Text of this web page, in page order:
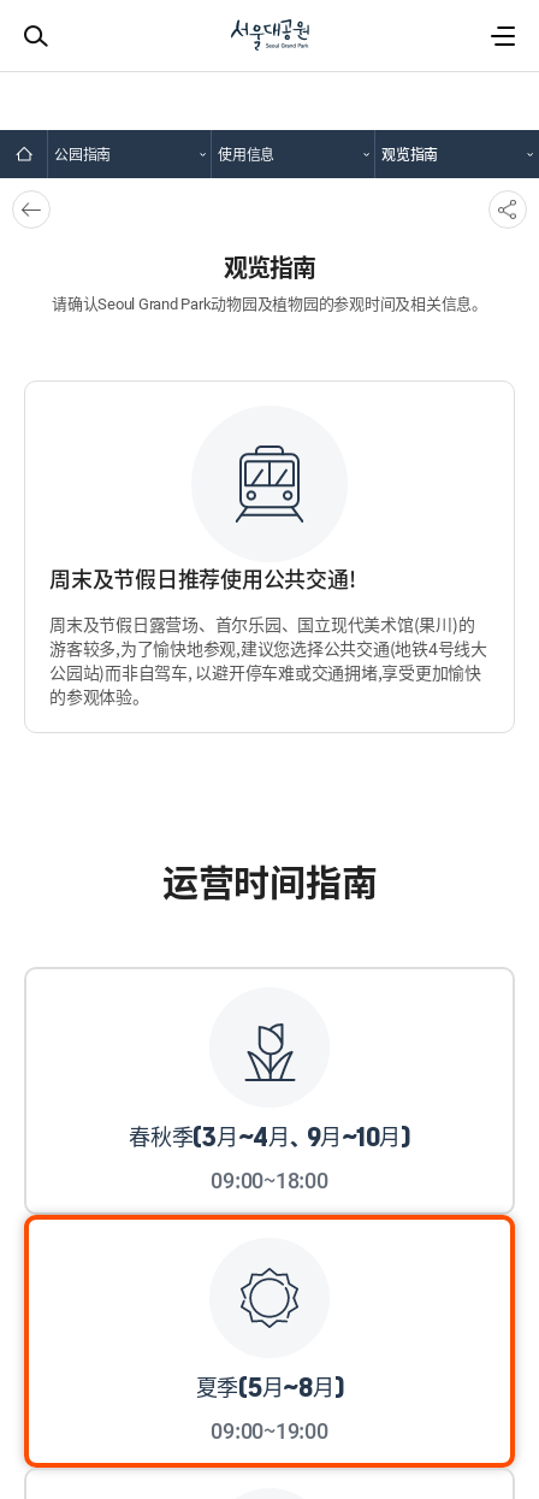
公园指南 使用信息 观览指南
뒤로
가기
SNS
공유
观览指南
请确认Seoul Grand Park动物园及植物园的参观时间及相关信息。
周末及节假日推荐使用公共交通!
周末及节假日露营场、首尔乐园、国立现代美术馆(果川)的
游客较多,为了愉快地参观,建议您选择公共交通(地铁4号线大
公园站)而非自驾车, 以避开停车难或交通拥堵,享受更加愉快
的参观体验。
运营时间指南
春秋季(3月~4月、9月~10月)
09:00~18:00
夏季(5月~8月)
09:00~19:00